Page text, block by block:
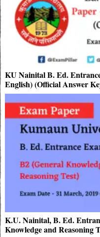
KU Nainital B. Ed.
English) (Official Answer
K.U. Nainital, B. Ed.
Knowledge and Reasoning